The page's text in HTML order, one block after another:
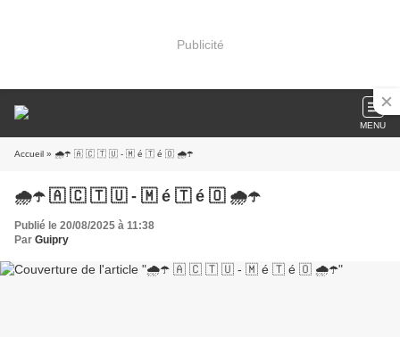
Publicité
MENU
Accueil » 🌧️☂️ 🇦 🇨 🇹 🇺 - 🇲 é 🇹 é 🇴 🌧️☂️
🌧️☂️ 🇦 🇨 🇹 🇺 - 🇲 é 🇹 é 🇴 🌧️☂️
Publié le 20/08/2025 à 11:38
Par Guipry